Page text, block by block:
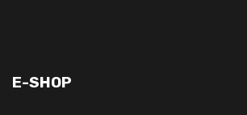
E-SHOP